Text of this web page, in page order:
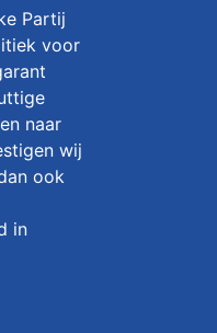
Partij
voor
naar
wij
ook
in